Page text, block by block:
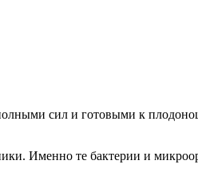
сил и готовыми к
Именно те бактерии и